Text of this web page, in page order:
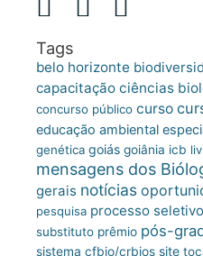
Tags
belo horizonte
capacitação ciências
concurso público curso
educação ambiental
genética goiás goiânia icb
mensagens dos
gerais notícias
pesquisa processo seletivo
substituto prêmio pós-
sistema cfbio/crbios site